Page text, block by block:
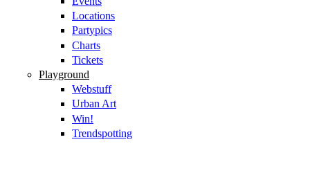
Locations
Partypics
Charts
Tickets
Playground
Webstuff
Urban Art
Win!
Trendspotting